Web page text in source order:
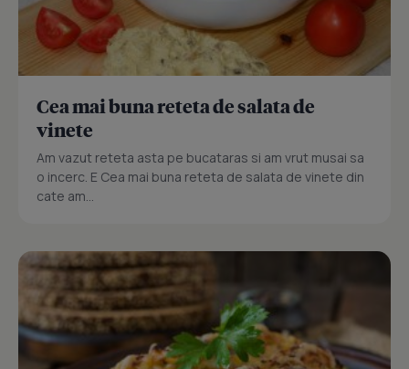
Cea mai buna reteta de salata de
vinete
Am vazut reteta asta pe bucataras si am vrut musai sa
o incerc. E Cea mai buna reteta de salata de vinete din
cate am...